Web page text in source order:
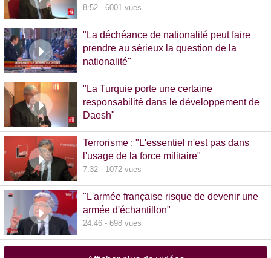
8:52 - 6001 vues
"La déchéance de nationalité peut faire
prendre au sérieux la question de la
nationalité"
"La Turquie porte une certaine
responsabilité dans le développement de
Daesh"
Terrorisme : "L'essentiel n'est pas dans
l'usage de la force militaire"
7:32 - 1072 vues
"L'armée française risque de devenir une
armée d'échantillon"
24:46 - 698 vues